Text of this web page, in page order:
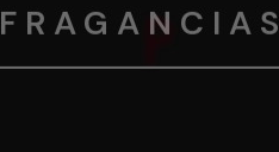
FRAGANCIAS